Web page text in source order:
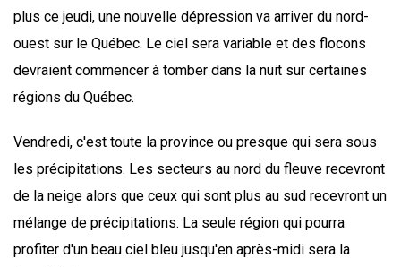
plus ce jeudi, une nouvelle dépression va arriver du nord-
ouest sur le Québec. Le ciel sera variable et des flocons
devraient commencer à tomber dans la nuit sur certaines
régions du Québec.
Vendredi, c'est toute la province ou presque qui sera sous
les précipitations. Les secteurs au nord du fleuve recevront
de la neige alors que ceux qui sont plus au sud recevront un
mélange de précipitations. La seule région qui pourra
profiter d'un beau ciel bleu jusqu'en après-midi sera la